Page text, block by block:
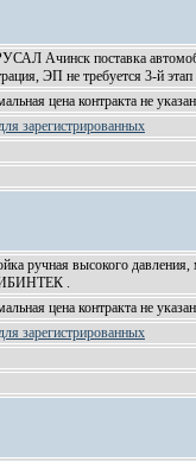
Ачинск поставка
ЭП не требуется 3-й этап
цена контракта не
зарегистрированных
ручная высокого
.
цена контракта не
зарегистрированных